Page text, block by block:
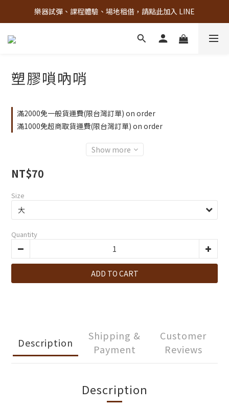
古亭門市 + 先進音樂教室週末假日皆有營業
樂器試彈、課程體驗、場地租借，請點此加入 LINE
古亭門市 + 先進音樂教室週末假日皆有營業
塑膠嗩吶哨
滿2000免一般貨運費(限台灣訂單) on order
滿1000免超商取貨運費(限台灣訂單) on order
Show more
NT$70
Size
Quantity
ADD TO CART
Description
Shipping &
Payment
Customer
Reviews
Description